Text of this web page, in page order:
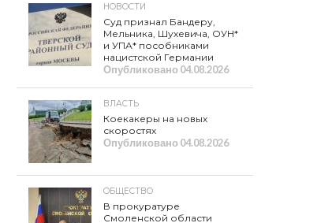
НОВОСТИ
Суд признал Бандеру,
Мельника, Шухевича, ОУН*
и УПА* пособниками
нацистской Германии
Опубликовано04.08.2026
ВЛАСТЬ
Коекакеры на новых
скоростях
Опубликовано04.08.2026
ОБЩЕСТВО
В прокуратуре
Смоленской области